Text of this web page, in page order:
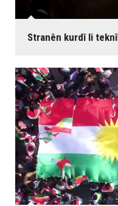
Stranên kurdî li